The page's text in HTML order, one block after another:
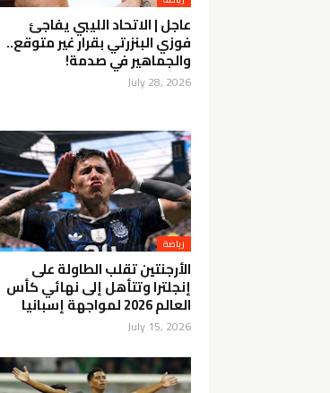
عاجل | الاتحاد الليبي يفاجئ
فوزي البنزرتي بقرار غير متوقع..
والجماهير في صدمة!
July 28, 2026
رياضة
الأرجنتين تقلب الطاولة على
إنجلترا وتتأهل إلى نهائي كأس
العالم 2026 لمواجهة إسبانيا
July 15, 2026